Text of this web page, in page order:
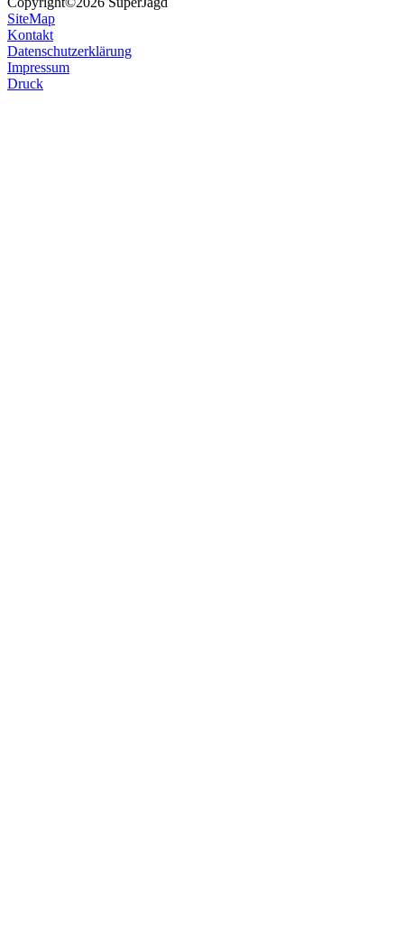
SiteMap
Kontakt
Datenschutzerklärung
Impressum
Druck